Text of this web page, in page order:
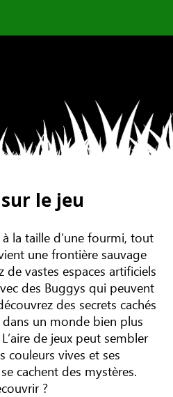
le jeu
la taille d’une fourmi, tout
une frontière sauvage
de vastes espaces artificiels
des Buggys qui peuvent
des secrets cachés
un monde bien plus
de jeux peut sembler
couleurs vives et ses
cachent des mystères.
?